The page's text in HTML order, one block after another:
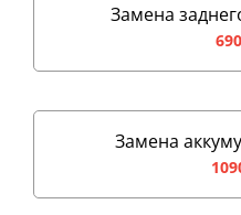
Замена
Замена